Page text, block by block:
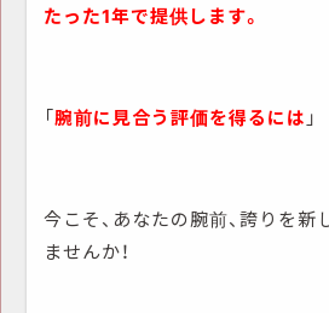
たった1年で提供します。
「腕前に見合う評価を得るには 」
今こそ、あなたの腕前、誇りを
ませんか！